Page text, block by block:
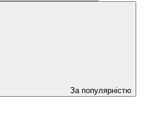
За популярністю